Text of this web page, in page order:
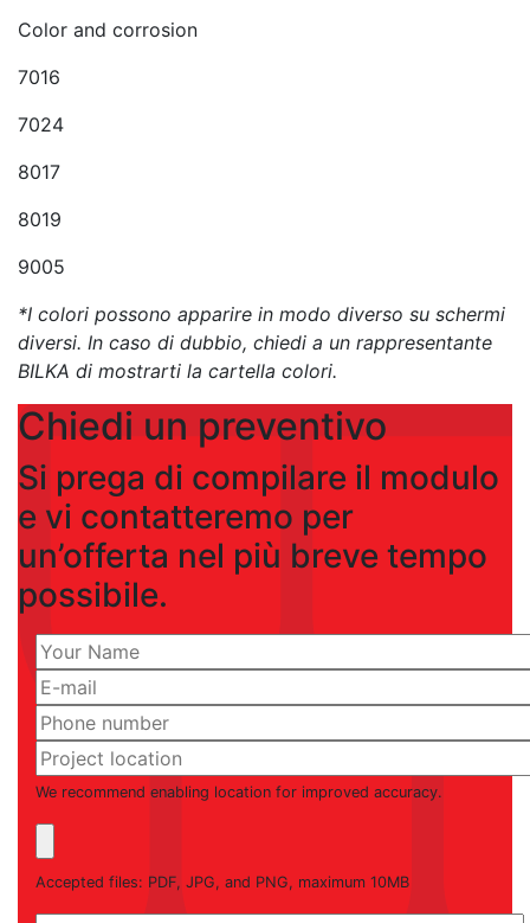
Color and corrosion
7016
7024
8017
8019
9005
*I colori possono apparire in modo diverso su schermi
diversi. In caso di dubbio, chiedi a un rappresentante
BILKA di mostrarti la cartella colori.
Chiedi un preventivo
Si prega di compilare il modulo
e vi contatteremo per
un’offerta nel più breve tempo
possibile.
We recommend enabling location for improved accuracy.
Accepted files: PDF, JPG, and PNG, maximum 10MB